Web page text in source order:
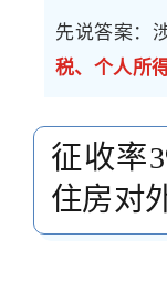
先说答案：
税、个人所
征收率
住房对